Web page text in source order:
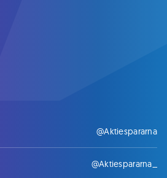
@Aktiespararna
@Aktiespararna_